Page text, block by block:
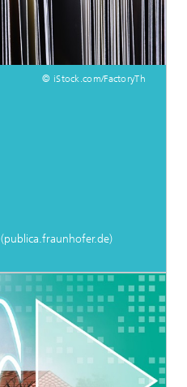
© iStock.com/FactoryTh
(publica.fraunhofer.de)